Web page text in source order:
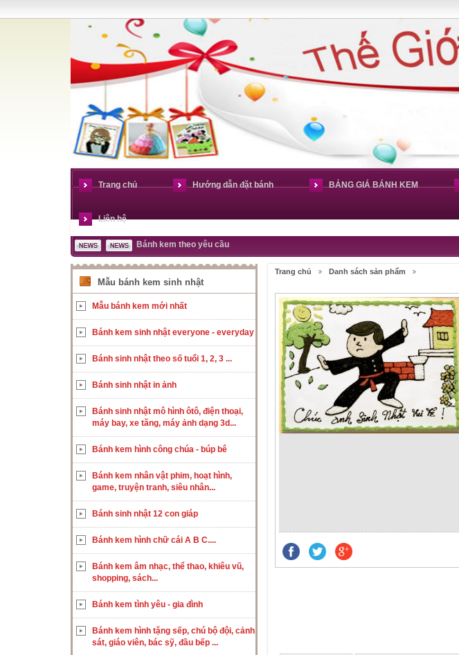
Trang chủ Hướng dẫn đặt bánh BẢNG GIÁ BÁNH KEM
Liên hệ
Bánh kem theo yêu cầu
Trang chủ Danh sách sản phẩm
Mẫu bánh kem sinh nhật
Mẫu bánh kem mới nhất
Bánh kem sinh nhật everyone - everyday
Bánh sinh nhật theo số tuổi 1, 2, 3 ...
Bánh sinh nhật in ảnh
Bánh sinh nhật mô hình ôtô, điện thoại,
máy bay, xe tăng, máy ảnh dạng 3d...
Bánh kem hình công chúa - búp bê
Bánh kem nhân vật phim, hoạt hình,
game, truyện tranh, siêu nhân...
Bánh sinh nhật 12 con giáp
Bánh kem hình chữ cái A B C....
Bánh kem âm nhạc, thể thao, khiêu vũ,
shopping, sách...
Bánh kem tình yêu - gia đình
Bánh kem hình tặng sếp, chú bộ đội, cảnh
sát, giáo viên, bác sỹ, đầu bếp ...